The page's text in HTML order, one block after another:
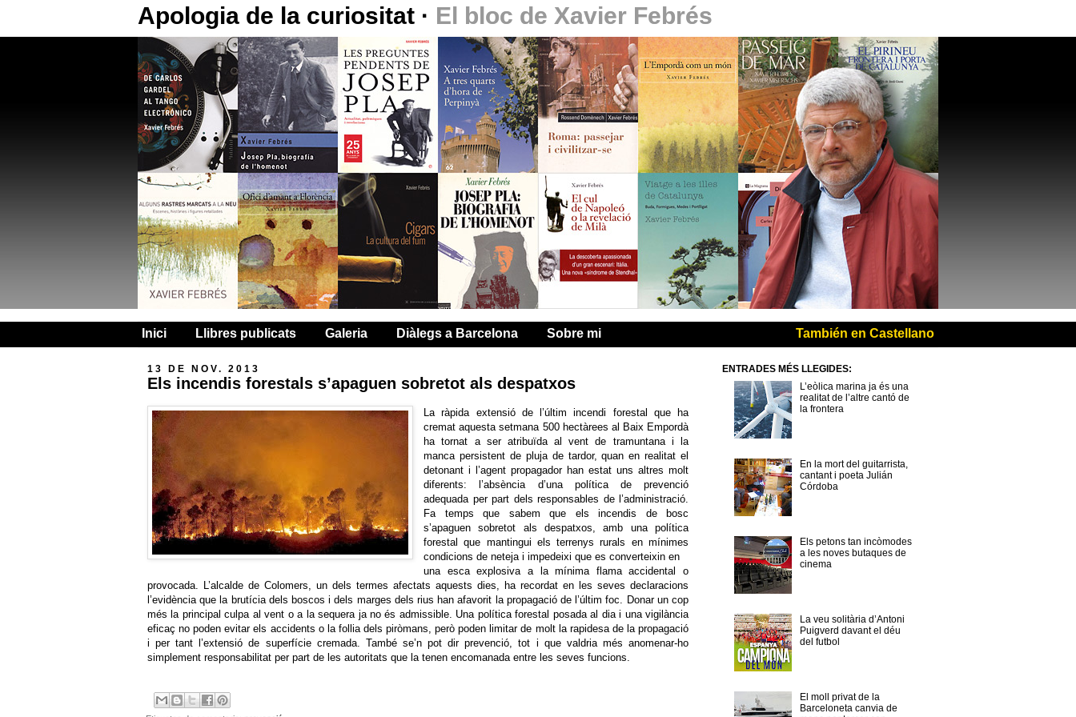
Apologia de la curiositat · El bloc de Xavier Febrés
Inici Llibres publicats Galeria Diàlegs a Barcelona Sobre mi También en Castellano
13 DE NOV. 2013
Els incendis forestals s’apaguen sobretot als despatxos
La ràpida extensió de l’últim incendi forestal que ha
cremat aquesta setmana 500 hectàrees al Baix Empordà
ha tornat a ser atribuïda al vent de tramuntana i la
manca persistent de pluja de tardor, quan en realitat el
detonant i l’agent propagador han estat uns altres molt
diferents: l’absència d’una política de prevenció
adequada per part dels responsables de l’administració.
Fa temps que sabem que els incendis de bosc
s’apaguen sobretot als despatxos, amb una política
forestal que mantingui els terrenys rurals en mínimes
condicions de neteja i impedeixi que es converteixin en
una esca explosiva a la mínima flama accidental o
provocada. L’alcalde de Colomers, un dels termes afectats aquests dies, ha recordat en les seves declaracions
l’evidència que la brutícia dels boscos i dels marges dels rius han afavorit la propagació de l’últim foc. Donar un cop
més la principal culpa al vent o a la sequera ja no és admissible. Una política forestal posada al dia i una vigilància
eficaç no poden evitar els accidents o la follia dels piròmans, però poden limitar de molt la rapidesa de la propagació
i per tant l’extensió de superfície cremada. També se’n pot dir prevenció, tot i que valdria més anomenar-ho
simplement responsabilitat per part de les autoritats que la tenen encomanada entre les seves funcions.
ENTRADES MÉS LLEGIDES:
L’eòlica marina ja és una
realitat de l’altre cantó de
la frontera
En la mort del guitarrista,
cantant i poeta Julián
Córdoba
Els petons tan incòmodes
a les noves butaques de
cinema
La veu solitària d’Antoni
Puigverd davant el déu
del futbol
El moll privat de la
Barceloneta canvia de